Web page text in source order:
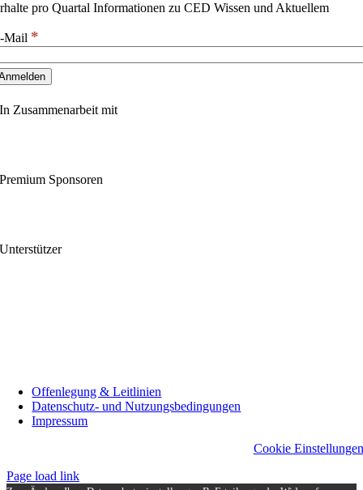
pro Quartal Informationen zu CED Wissen und Aktuellem
Mail *
In Zusammenarbeit mit
Premium Sponsoren
Unterstützer
Offenlegung & Leitlinien
Datenschutz- und Nutzungsbedingungen
Impressum
Cookie Einstellungen
Page load link